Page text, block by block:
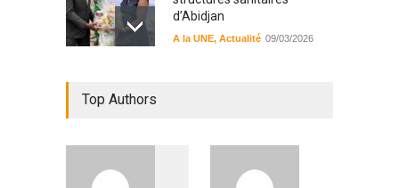
d’Abidjan
A la UNE, Actualité 09/03/2026
Top Authors